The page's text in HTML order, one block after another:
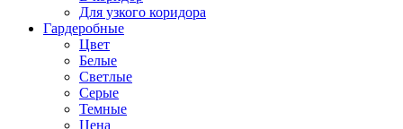
Для узкого коридора
Гардеробные
Цвет
Белые
Светлые
Серые
Темные
Цена